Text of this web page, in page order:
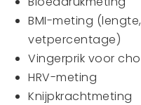
BMI-meting
vetpercentage)
Vingerprik voor
HRV-meting
Knijpkrachtmeting